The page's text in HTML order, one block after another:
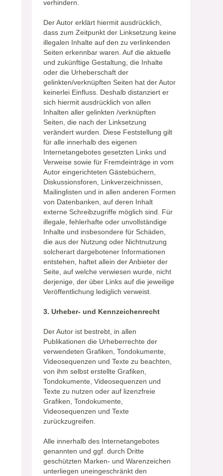
verhindern.
Der Autor erklärt hiermit ausdrücklich,
dass zum Zeitpunkt der Linksetzung keine
illegalen Inhalte auf den zu verlinkenden
Seiten erkennbar waren. Auf die aktuelle
und zukünftige Gestaltung, die Inhalte
oder die Urheberschaft der
gelinkten/verknüpften Seiten hat der Autor
keinerlei Einfluss. Deshalb distanziert er
sich hiermit ausdrücklich von allen
Inhalten aller gelinkten /verknüpften
Seiten, die nach der Linksetzung
verändert wurden. Diese Feststellung gilt
für alle innerhalb des eigenen
Internetangebotes gesetzten Links und
Verweise sowie für Fremdeinträge in vom
Autor eingerichteten Gästebüchern,
Diskussionsforen, Linkverzeichnissen,
Mailinglisten und in allen anderen Formen
von Datenbanken, auf deren Inhalt
externe Schreibzugriffe möglich sind. Für
illegale, fehlerhafte oder unvollständige
Inhalte und insbesondere für Schäden,
die aus der Nutzung oder Nichtnutzung
solcherart dargebotener Informationen
entstehen, haftet allein der Anbieter der
Seite, auf welche verwiesen wurde, nicht
derjenige, der über Links auf die jeweilige
Veröffentlichung lediglich verweist.
3. Urheber- und Kennzeichenrecht
Der Autor ist bestrebt, in allen
Publikationen die Urheberrechte der
verwendeten Grafiken, Tondokumente,
Videosequenzen und Texte zu beachten,
von ihm selbst erstellte Grafiken,
Tondokumente, Videosequenzen und
Texte zu nutzen oder auf lizenzfreie
Grafiken, Tondokumente,
Videosequenzen und Texte
zurückzugreifen.
Alle innerhalb des Internetangebotes
genannten und ggf. durch Dritte
geschützten Marken- und Warenzeichen
unterliegen uneingeschränkt den